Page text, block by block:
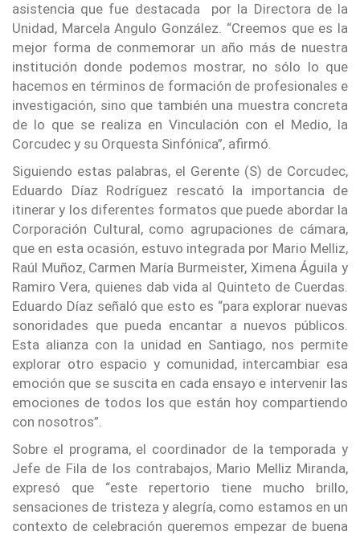
asistencia que fue destacada por la Directora de la
Unidad, Marcela Angulo González. “Creemos que es la
mejor forma de conmemorar un año más de nuestra
institución donde podemos mostrar, no sólo lo que
hacemos en términos de formación de profesionales e
investigación, sino que también una muestra concreta
de lo que se realiza en Vinculación con el Medio, la
Corcudec y su Orquesta Sinfónica”, afirmó.
Siguiendo estas palabras, el Gerente (S) de Corcudec,
Eduardo Díaz Rodríguez rescató la importancia de
itinerar y los diferentes formatos que puede abordar la
Corporación Cultural, como agrupaciones de cámara,
que en esta ocasión, estuvo integrada por Mario Melliz,
Raúl Muñoz, Carmen María Burmeister, Ximena Águila y
Ramiro Vera, quienes dab vida al Quinteto de Cuerdas.
Eduardo Díaz señaló que esto es “para explorar nuevas
sonoridades que pueda encantar a nuevos públicos.
Esta alianza con la unidad en Santiago, nos permite
explorar otro espacio y comunidad, intercambiar esa
emoción que se suscita en cada ensayo e intervenir las
emociones de todos los que están hoy compartiendo
con nosotros”.
Sobre el programa, el coordinador de la temporada y
Jefe de Fila de los contrabajos, Mario Melliz Miranda,
expresó que “este repertorio tiene mucho brillo,
sensaciones de tristeza y alegría, como estamos en un
contexto de celebración queremos empezar de buena